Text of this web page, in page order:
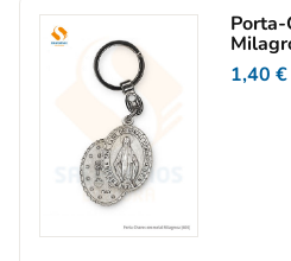
Porta-
1,40 €